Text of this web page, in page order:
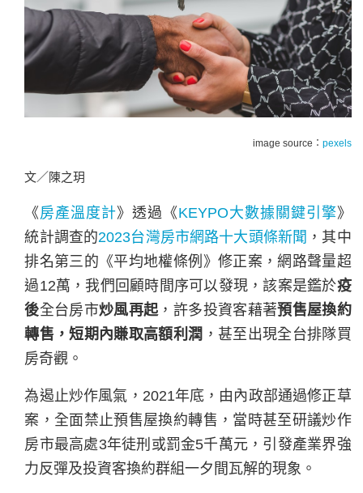
image source： pexels
文／陳之玥
《房產溫度計》透過《KEYPO大數據關鍵引擎》
統計調查的2023台灣房市網路十大頭條新聞 ，其中
排名第三的《平均地權條例》修正案，網路聲量超
過12萬，我們回顧時間序可以發現，該案是鑑於疫
後全台房市炒風再起 ，許多投資客藉著預售屋換約
轉售，短期內賺取高額利潤 ，甚至出現全台排隊買
房奇觀。
為遏止炒作風氣，2021年底，由內政部通過修正草
案，全面禁止預售屋換約轉售，當時甚至研議炒作
房市最高處3年徒刑或罰金5千萬元，引發產業界強
力反彈及投資客換約群組一夕間瓦解的現象。